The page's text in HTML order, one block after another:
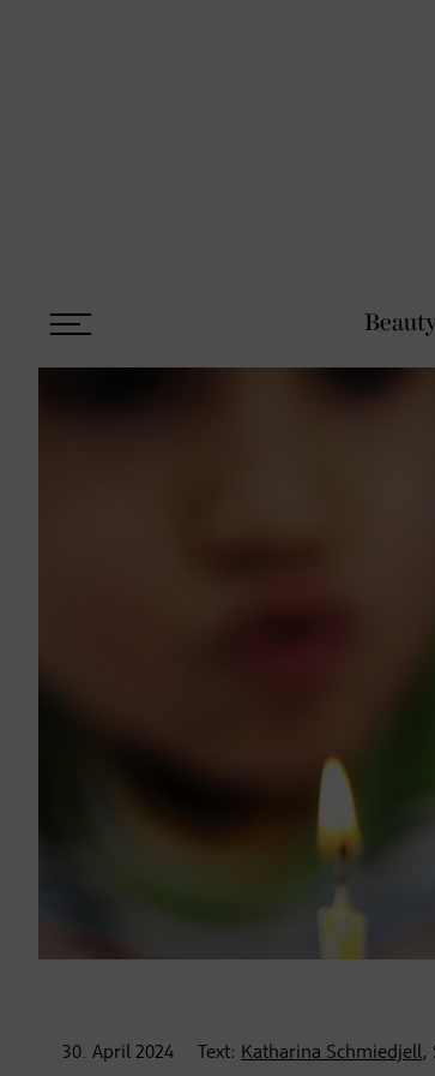
30. April 2024 Text: Katharina Schmiedjell,